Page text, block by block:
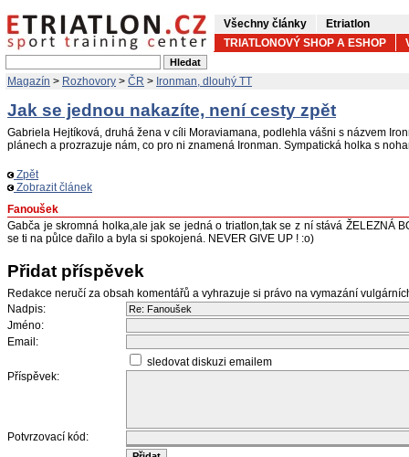
Všechny články
Etriatlon
TRIATLONOVÝ SHOP A ESHOP
Magazín > Rozhovory > ČR > Ironman, dlouhý TT
Jak se jednou nakazíte, není cesty zpět
Gabriela Hejtíková, druhá žena v cíli Moraviamana, podlehla vášni s názvem
plánech a prozrazuje nám, co pro ni znamená Ironman. Sympatická holka s
Zpět
Zobrazit článek
Fanoušek
Gabča je skromná holka,ale jak se jedná o triatlon,tak se z ní stává ŽELEZNÁ
se ti na půlce dařilo a byla si spokojená. NEVER GIVE UP ! :o)
Přidat příspěvek
Redakce neručí za obsah komentářů a vyhrazuje si právo na vymazání
Nadpis:
Jméno:
Email:
sledovat diskuzi emailem
Příspěvek:
Potvrzovací kód: